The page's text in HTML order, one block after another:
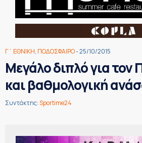
Γ΄ ΕΘΝΙΚΗ, ΠΟΔΟΣΦΑΙΡΟ- 25/10/2015
Μεγάλο διπλό για
και βαθμολογική
Συντάκτης:Sportime24